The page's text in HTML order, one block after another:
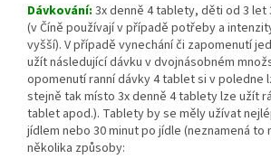
Dávkování: 3x denně 4 tablety, děti od 3 let
(v Číně používají v případě potřeby a
vyšší). V případě vynechání či zapomenutí
užít následující dávku v dvojnásobném
opomenutí ranní dávky 4 tablet si v poledne
stejně tak místo 3x denně 4 tablety lze užít
tablet apod.). Tablety by se měly užívat
jídlem nebo 30 minut po jídle (neznamená to
několika způsoby: